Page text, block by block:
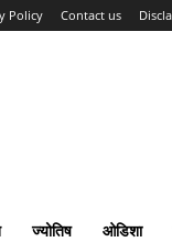
Policy Contact us
ज्योतिष ओडिशा